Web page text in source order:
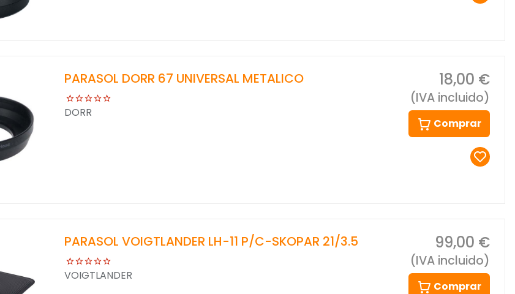
PARASOL DORR 67 UNIVERSAL METALICO
DORR
18,00 €
(IVA incluido)
Comprar
PARASOL VOIGTLANDER LH-11 P/C-SKOPAR 21/3.5
VOIGTLANDER
99,00 €
(IVA incluido)
Comprar